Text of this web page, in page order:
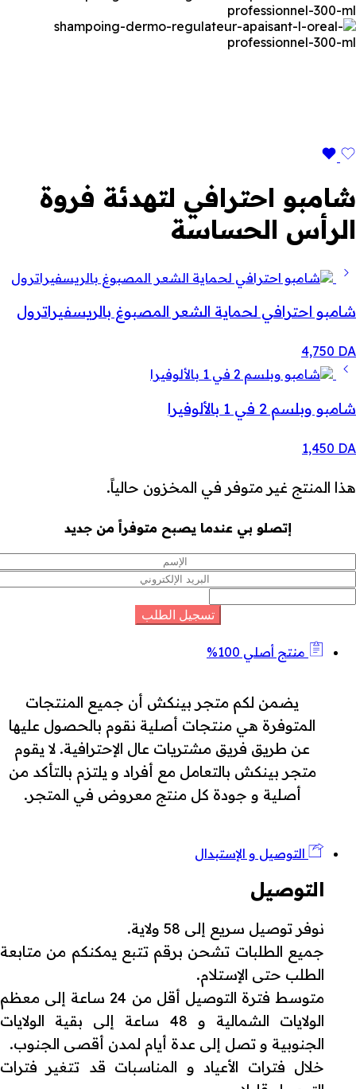
شامبو احترافي لتهدئة فروة
الرأس الحساسة
شامبو احترافي لحماية الشعر المصبوغ بالريسفيراترول
4,750 DA
شامبو وبلسم 2 في 1 بالألوفيرا
1,450 DA
هذا المنتج غير متوفر في المخزون حالياً.
إتصلو بي عندما يصبح متوفراً من جديد
منتج أصلي 100%
يضمن لكم متجر بينكش أن جميع المنتجات
المتوفرة هي منتجات أصلية نقوم بالحصول عليها
عن طريق فريق مشتريات عال الإحترافية. لا يقوم
متجر بينكش بالتعامل مع أفراد و يلتزم بالتأكد من
أصلية و جودة كل منتج معروض في المتجر.
التوصيل و الإستبدال
التوصيل
نوفر توصيل سريع إلى 58 ولاية.
جميع الطلبات تشحن برقم تتبع يمكنكم من متابعة
الطلب حتى الإستلام.
متوسط فترة التوصيل أقل من 24 ساعة إلى معظم
الولايات الشمالية و 48 ساعة إلى بقية الولايات
الجنوبية و تصل إلى عدة أيام لمدن أقصى الجنوب.
خلال فترات الأعياد و المناسبات قد تتغير فترات